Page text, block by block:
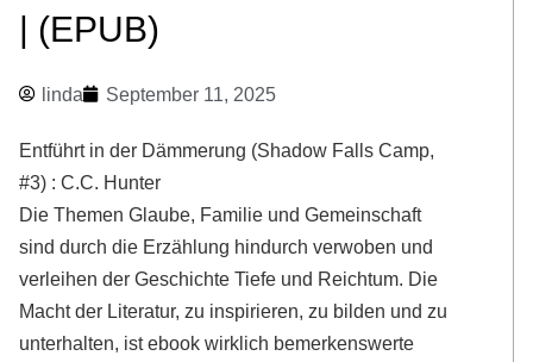
| (EPUB)
linda September 11, 2025
Entführt in der Dämmerung (Shadow Falls Camp,
#3) : C.C. Hunter
Die Themen Glaube, Familie und Gemeinschaft
sind durch die Erzählung hindurch verwoben und
verleihen der Geschichte Tiefe und Reichtum. Die
Macht der Literatur, zu inspirieren, zu bilden und zu
unterhalten, ist ebook wirklich bemerkenswerte